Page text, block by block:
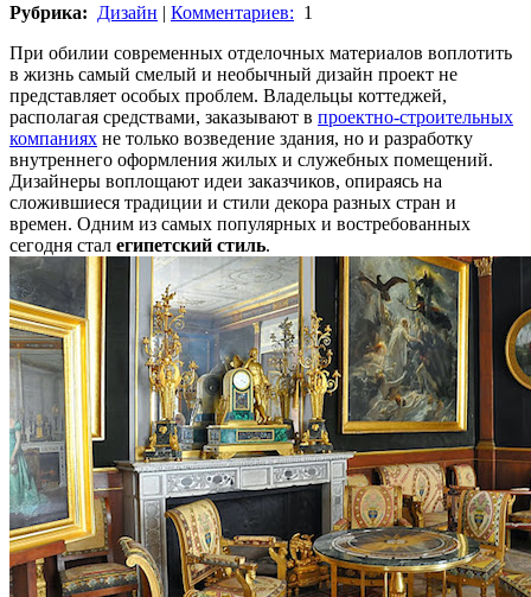
Рубрика: Дизайн | Комментариев: 1
При обилии современных отделочных материалов воплотить
в жизнь самый смелый и необычный дизайн проект не
представляет особых проблем. Владельцы коттеджей,
располагая средствами, заказывают в проектно-строительных
компаниях не только возведение здания, но и разработку
внутреннего оформления жилых и служебных помещений.
Дизайнеры воплощают идеи заказчиков, опираясь на
сложившиеся традиции и стили декора разных стран и
времен. Одним из самых популярных и востребованных
сегодня стал египетский стиль.